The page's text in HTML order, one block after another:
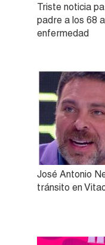
Triste noticia
padre a los 68
enfermedad
José Antonio
tránsito en